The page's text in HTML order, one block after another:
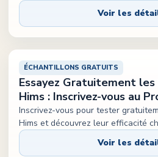
Voir les
ÉCHANTILLONS GRATUITS
Essayez Gratuitement les
Hims : Inscrivez-vous au
Inscrivez-vous pour tester
Hims et découvrez leur efficacité
Voir les